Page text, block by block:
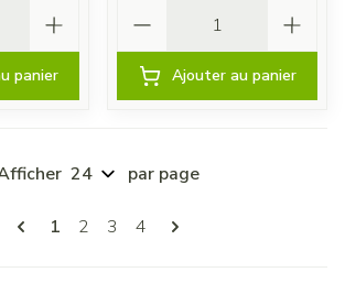
panier Ajouter au panier
Pages
Vous lisez actuellement la page
1 Page
2 Page
3 Page
4
par page